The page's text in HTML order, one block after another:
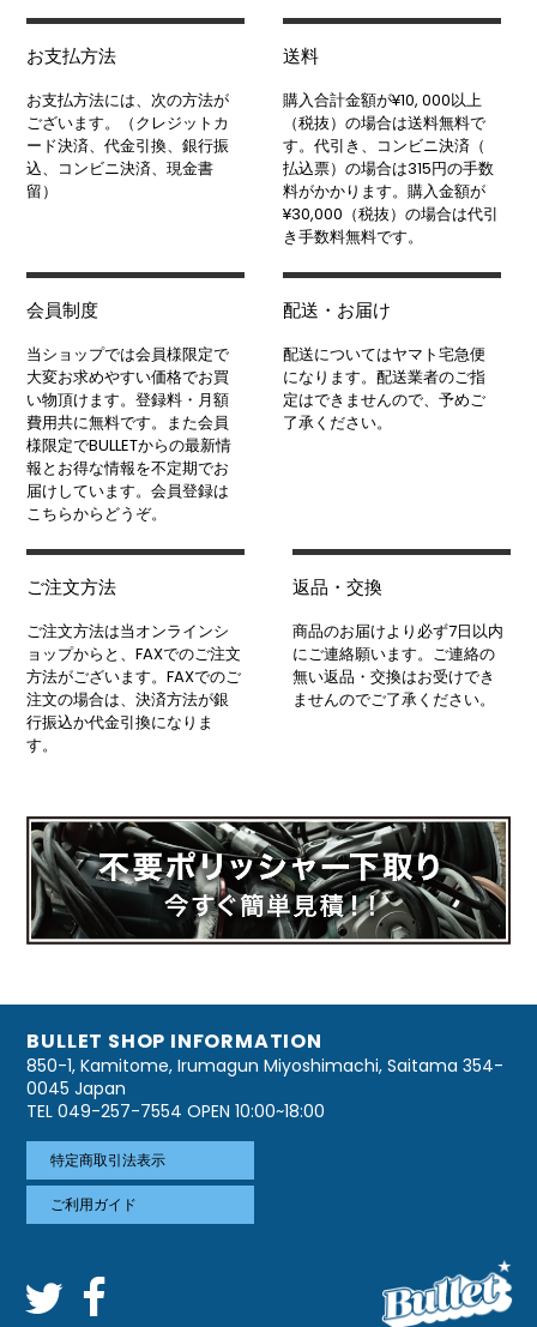
お支払方法
お支払方法には、次の方法が
ございます。（クレジットカ
ード決済、代金引換、銀行振
込、コンビニ決済、現金書
留）
送料
購入合計金額が¥10, 000以上
（税抜）の場合は送料無料で
す。代引き、コンビニ決済（
払込票）の場合は315円の手数
料がかかります。購入金額が
¥30,000（税抜）の場合は代引
き手数料無料です。
会員制度
当ショップでは会員様限定で
大変お求めやすい価格でお買
い物頂けます。登録料・月額
費用共に無料です。また会員
様限定でBULLETからの最新情
報とお得な情報を不定期でお
届けしています。会員登録は
こちらからどうぞ。
配送・お届け
配送についてはヤマト宅急便
になります。配送業者のご指
定はできませんので、予めご
了承ください。
ご注文方法
ご注文方法は当オンラインシ
ョップからと、FAXでのご注文
方法がございます。FAXでのご
注文の場合は、決済方法が銀
行振込か代金引換になりま
す。
返品・交換
商品のお届けより必ず7日以内
にご連絡願います。ご連絡の
無い返品・交換はお受けでき
ませんのでご了承ください。
BULLET SHOP INFORMATION
850-1, Kamitome, Irumagun Miyoshimachi, Saitama 354-
0045 Japan
TEL 049-257-7554 OPEN 10:00~18:00
特定商取引法表示
ご利用ガイド